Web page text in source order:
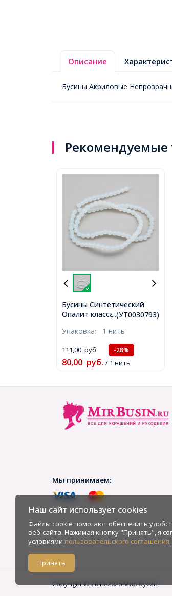
Описание
Бусины Акриловые
Рекомендуемые
...(УТ0030793)
Бусины Синтетический
Опалит класса АА, На
Белый, Размер: 4мм,
Отверстие 1мм, около
80шт/35см/нить,
(УТ0030793)
Упаковка: 1 нить
111,00руб. -28%
80,00 руб. / 1 нить
Мы принимаем:
Copyright © 2013-2026 Мир бусин
Наш сайт использует cookies
Файлы cookie помогают обеспечить
веб-сайта. Нажимая кнопку "Принять", я
условиями пользовательского соглашения.
Принять